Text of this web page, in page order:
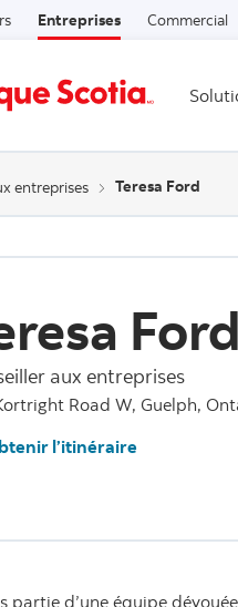
Entreprises Commercial
entreprises Teresa Ford
Ford
aux entreprises
Road W, Guelph,
l’itinéraire
partie d’une équipe